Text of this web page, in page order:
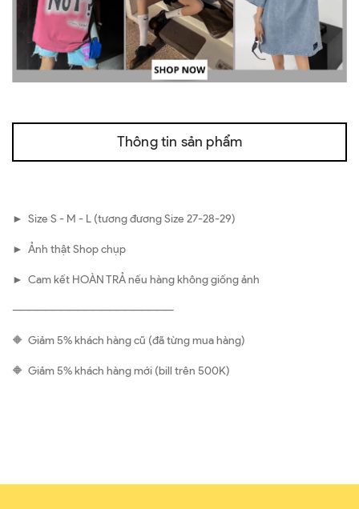
Thông tin sản phẩm
► Size S - M - L (tương đương Size 27-28-29)
► Ảnh thật Shop chụp
► Cam kết HOÀN TRẢ nếu hàng không giống ảnh
————————————————————
🔶 Giảm 5% khách hàng cũ (đã từng mua hàng)
🔶 Giảm 5% khách hàng mới (bill trên 500K)